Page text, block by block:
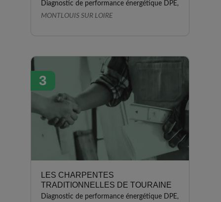
Diagnostic de performance énergétique DPE,
MONTLOUIS SUR LOIRE
3
LES CHARPENTES
TRADITIONNELLES DE TOURAINE
Diagnostic de performance énergétique DPE,